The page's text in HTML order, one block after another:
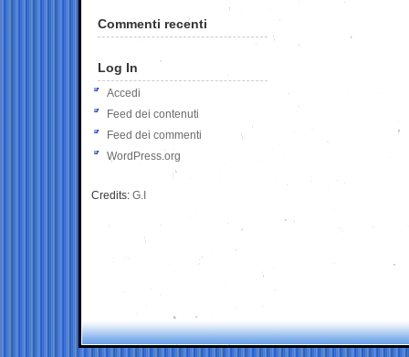
Commenti recenti
Log In
Accedi
Feed dei contenuti
Feed dei commenti
WordPress.org
Credits: G.I